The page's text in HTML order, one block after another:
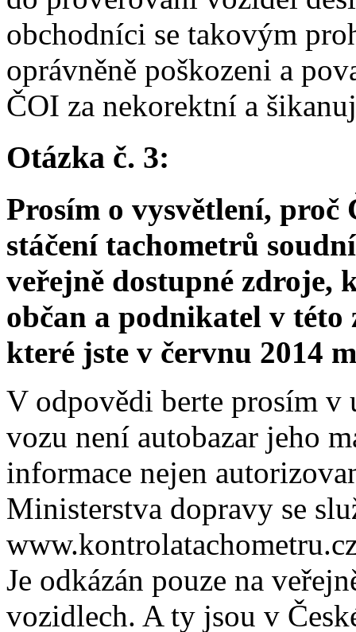
obchodníci se takovým
oprávněně poškozeni a
ČOI za nekorektní a
Otázka č. 3:
Prosím o vysvětlení,
stáčení tachometrů
veřejně dostupné zdroje,
občan a podnikatel v
které jste v červnu 2014
V odpovědi berte prosím
vozu není autobazar jeho
informace nejen
Ministerstva dopravy se
Je odkázán pouze na
vozidlech. A ty jsou v